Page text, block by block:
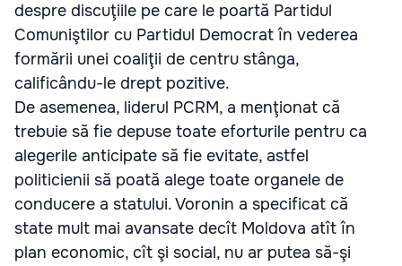
despre discuţiile pe care le poartă Partidul
Comuniştilor cu Partidul Democrat în vederea
formării unei coaliţii de centru stânga,
calificându-le drept pozitive.
De asemenea, liderul PCRM, a menţionat că
trebuie să fie depuse toate eforturile pentru ca
alegerile anticipate să fie evitate, astfel
politicienii să poată alege toate organele de
conducere a statului. Voronin a specificat că
state mult mai avansate decît Moldova atît în
plan economic, cît şi social, nu ar putea să-şi